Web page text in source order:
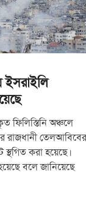
ইসরাইলি
ফিলিস্তিনি অঞ্চলে
রাজধানী তেলআবিবের
স্থগিত করা হয়েছে।
বলে জানিয়েছে